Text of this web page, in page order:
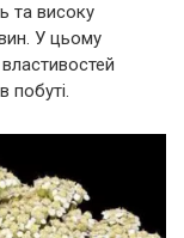
та високу
У цьому
побуті.